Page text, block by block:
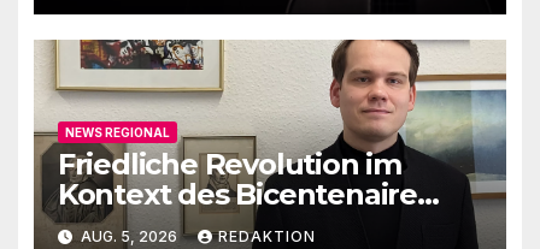
NEWS REGIONAL
Friedliche Revolution im
Kontext des Bicentenaire
1789-1989
AUG. 5, 2026 REDAKTION